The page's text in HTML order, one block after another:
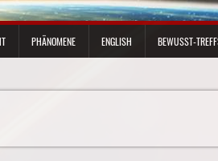
PHÄNOMENE ENGLISH BEWUSST-TREFFS